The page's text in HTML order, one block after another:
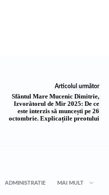
Articolul următor
Sfântul Mare Mucenic Dimitrie,
Izvorâtorul de Mir 2025: De ce
este interzis să muncești pe 26
octombrie. Explicațiile preotului
ADMINISTRATIE MAI MULT